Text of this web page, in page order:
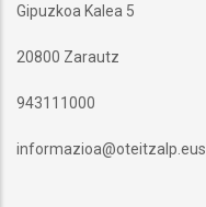
Gipuzkoa Kalea 5
20800 Zarautz
943111000
informazioa@oteitzalp.eus